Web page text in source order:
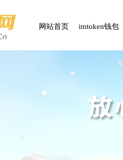
网站首页 imtoken钱包